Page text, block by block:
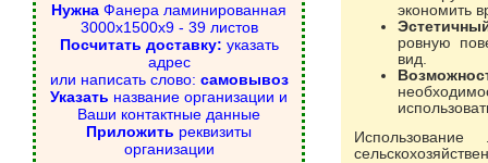
Нужна Фанера ламинированная
3000х1500х9 - 39 листов
Посчитать доставку: указать
адрес
или написать слово: самовывоз
Указать название организации и
Ваши контактные данные
Приложить реквизиты
организации
экономить
ровную
вид.